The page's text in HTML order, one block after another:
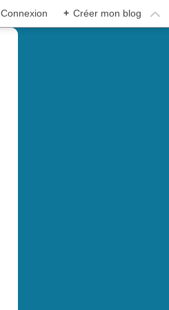
Connexion + Créer mon blog